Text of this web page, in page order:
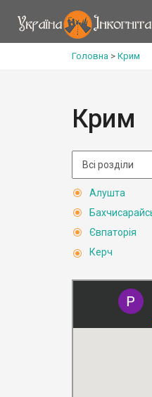
Головна > Крим
Крим
Алушта
Євпаторія
Керч